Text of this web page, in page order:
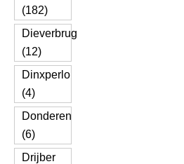
(182)
Dieverbrug
(12)
Dinxperlo
(4)
Donderen
(6)
Drijber